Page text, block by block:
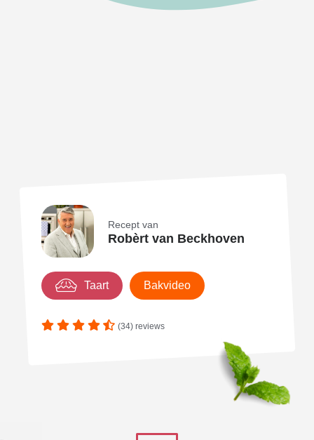
Recept van
Robèrt van Beckhoven
Taart Bakvideo
(34) reviews